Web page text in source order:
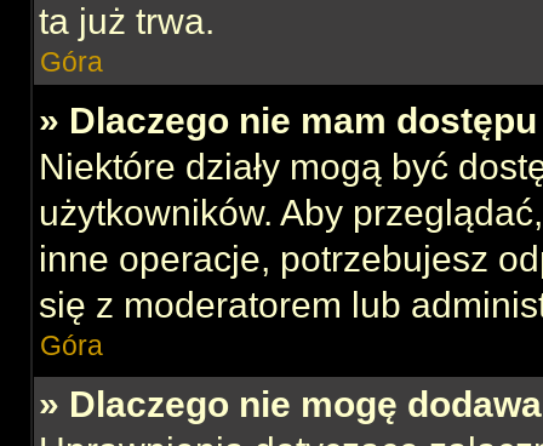
ta już trwa.
Góra
» Dlaczego nie mam dostępu
Niektóre działy mogą być
użytkowników. Aby
inne operacje, potrzebujesz
się z moderatorem lub
Góra
» Dlaczego nie mogę